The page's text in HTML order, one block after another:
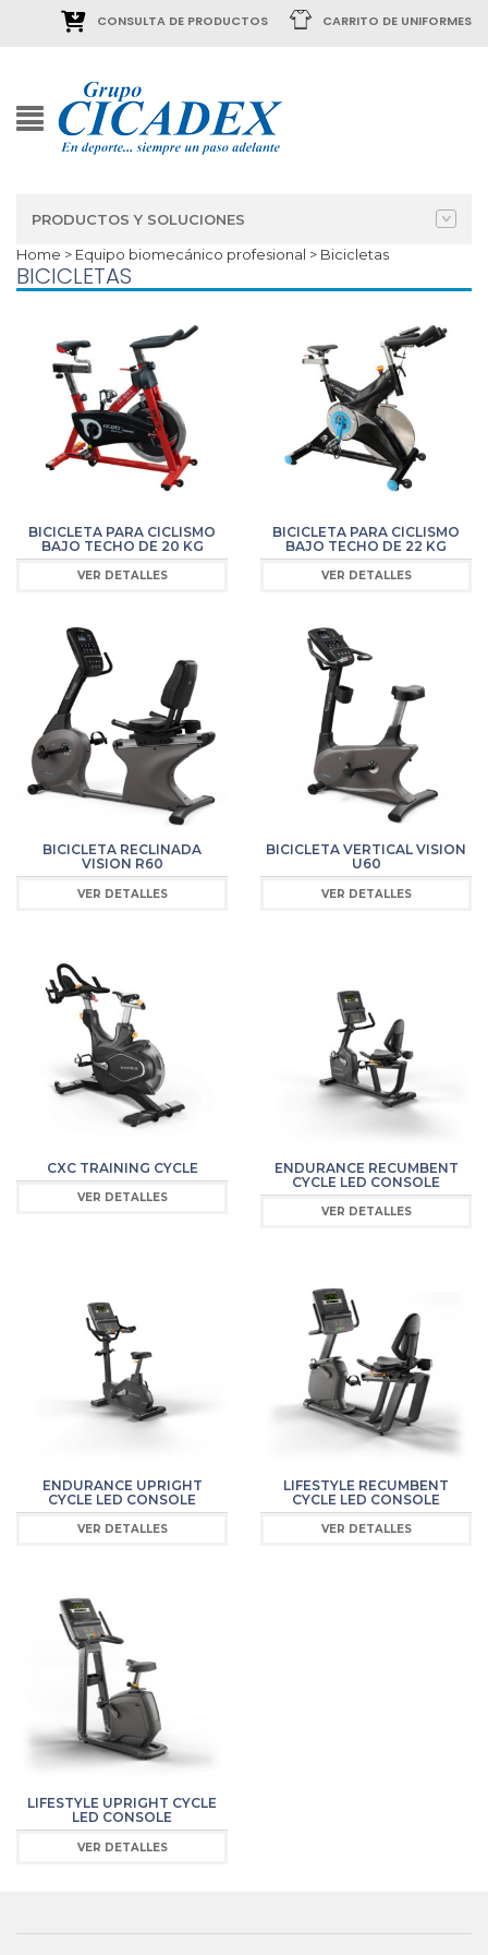
CONSULTA DE PRODUCTOS CARRITO DE UNIFORMES
PRODUCTOS Y SOLUCIONES
Home > Equipo biomecánico profesional > Bicicletas
BICICLETAS
BICICLETA PARA CICLISMO
BAJO TECHO DE 20 KG
VER DETALLES
BICICLETA PARA CICLISMO
BAJO TECHO DE 22 KG
VER DETALLES
BICICLETA RECLINADA
VISION R60
VER DETALLES
BICICLETA VERTICAL VISION
U60
VER DETALLES
CXC TRAINING CYCLE
VER DETALLES
ENDURANCE RECUMBENT
CYCLE LED CONSOLE
VER DETALLES
ENDURANCE UPRIGHT
CYCLE LED CONSOLE
VER DETALLES
LIFESTYLE RECUMBENT
CYCLE LED CONSOLE
VER DETALLES
LIFESTYLE UPRIGHT CYCLE
LED CONSOLE
VER DETALLES